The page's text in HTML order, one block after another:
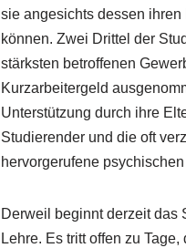
sie angesichts dessen
können. Zwei Drittel der
stärksten betroffenen
Kurzarbeitergeld
Unterstützung durch ihre
Studierender und die oft
hervorgerufene
Derweil beginnt derzeit das
Lehre. Es tritt offen zu